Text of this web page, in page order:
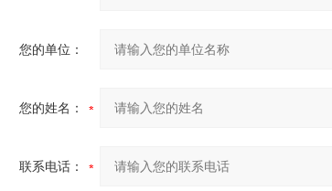
您的单位：
您的姓名：
联系电话：